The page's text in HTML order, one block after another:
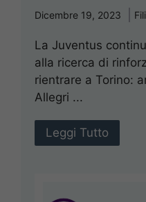
Dicembre 19, 2023
La Juventus
alla ricerca di
rientrare a Torino:
Allegri ...
Leggi Tutto